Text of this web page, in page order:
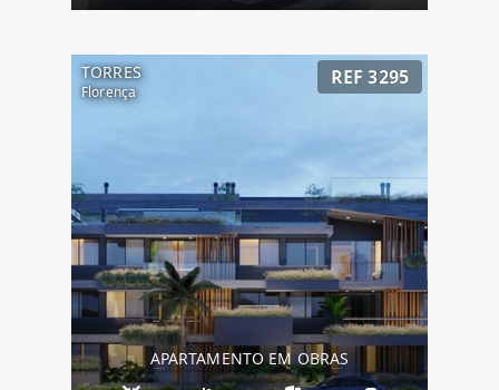
TORRES
Florença
REF 3295
APARTAMENTO EM OBRAS